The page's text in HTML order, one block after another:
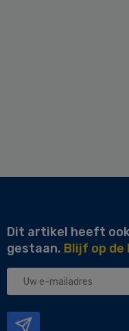
Dit artikel heeft
gestaan. Blijf op de
Uw